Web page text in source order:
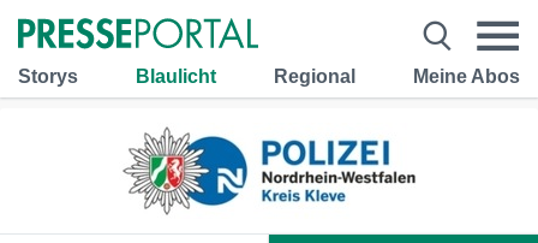
Storys Blaulicht Regional Meine Abos